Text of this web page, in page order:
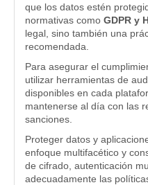
que los datos estén
normativas como GDPR y
legal, sino también una
recomendada.
Para asegurar el
utilizar herramientas de
disponibles en cada
mantenerse al día con las
sanciones.
Proteger datos y
enfoque multifacético y
de cifrado, autenticación
adecuadamente las